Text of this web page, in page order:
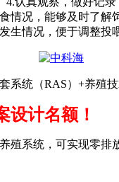
情况，能够及时了解
生情况，便于调整投
系统（RAS）+养殖
设计名额！
殖系统，可实现零排